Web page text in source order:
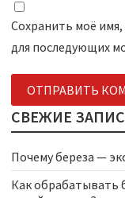
Сохранить моё имя,
для последующих
СВЕЖИЕ
Почему береза —
Как обрабатывать